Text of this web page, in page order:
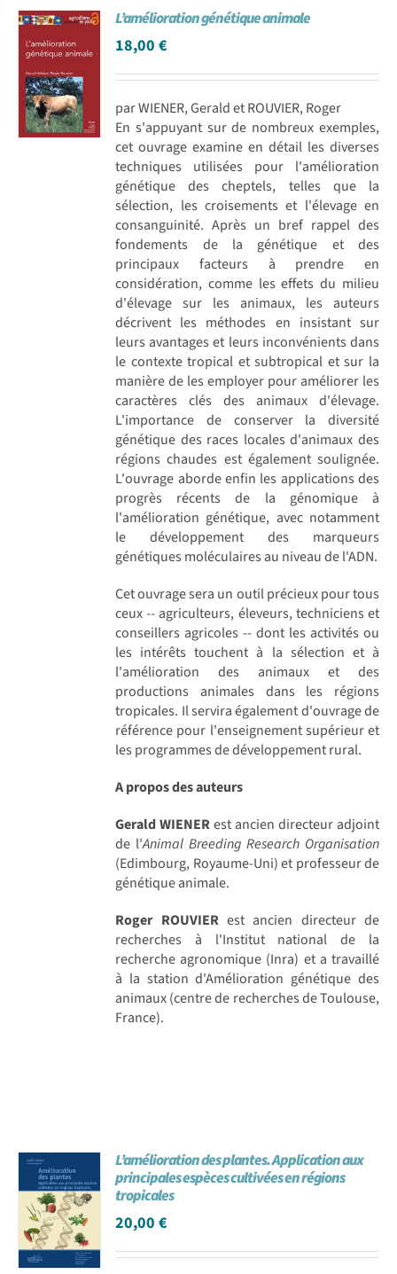
Achat en ligne
Panier WooCommerce
L’amélioration génétique animale
18,00€
par WIENER, Gerald et ROUVIER, Roger
En s'appuyant sur de nombreux exemples,
cet ouvrage examine en détail les diverses
techniques utilisées pour l'amélioration
génétique des cheptels, telles que la
sélection, les croisements et l'élevage en
consanguinité. Après un bref rappel des
fondements de la génétique et des
principaux facteurs à prendre en
considération, comme les effets du milieu
d'élevage sur les animaux, les auteurs
décrivent les méthodes en insistant sur
leurs avantages et leurs inconvénients dans
le contexte tropical et subtropical et sur la
manière de les employer pour améliorer les
caractères clés des animaux d'élevage.
L'importance de conserver la diversité
génétique des races locales d'animaux des
régions chaudes est également soulignée.
L'ouvrage aborde enfin les applications des
progrès récents de la génomique à
l'amélioration génétique, avec notamment
le développement des marqueurs
génétiques moléculaires au niveau de l'ADN.
Cet ouvrage sera un outil précieux pour tous
ceux -- agriculteurs, éleveurs, techniciens et
conseillers agricoles -- dont les activités ou
les intérêts touchent à la sélection et à
l'amélioration des animaux et des
productions animales dans les régions
tropicales. Il servira également d'ouvrage de
référence pour l'enseignement supérieur et
les programmes de développement rural.
A propos des auteurs
Gerald WIENERest ancien directeur adjoint
de l'Animal Breeding Research Organisation
(Edimbourg, Royaume-Uni) et professeur de
génétique animale.
Roger ROUVIER est ancien directeur de
recherches à l'Institut national de la
recherche agronomique (Inra) et a travaillé
à la station d'Amélioration génétique des
animaux (centre de recherches de Toulouse,
France).
L’amélioration des plantes. Application aux
principales espèces cultivées en régions
tropicales
20,00€